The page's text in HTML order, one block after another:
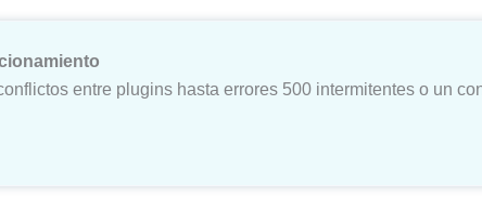
entre plugins hasta errores 500 intermitentes o un